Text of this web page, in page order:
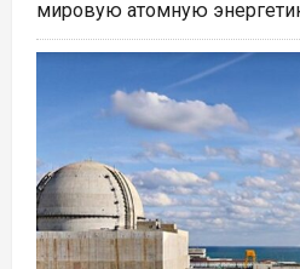
мировую атомную